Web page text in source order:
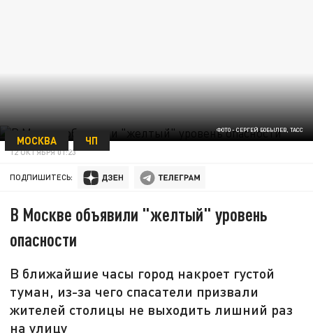
ФОТО - СЕРГЕЙ БОБЫЛЕВ, ТАСС
МОСКВА ЧП
12 ОКТЯБРЯ 01:23
ПОДПИШИТЕСЬ:
В Москве объявили "желтый" уровень
опасности
В ближайшие часы город накроет густой
туман, из-за чего спасатели призвали
жителей столицы не выходить лишний раз
на улицу